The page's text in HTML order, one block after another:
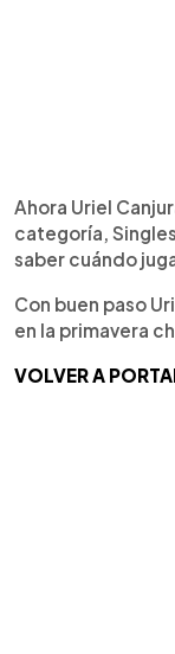
Ahora Uriel
categoría,
saber cuándo
Con buen paso
en la primavera
VOLVER A